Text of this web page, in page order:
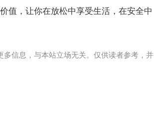
值，让你在放松中享受生活，在安全中
信息，与本站立场无关。仅供读者参考，并